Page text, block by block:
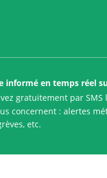
informé en temps réel
gratuitement par SMS
concernent : alertes
etc.